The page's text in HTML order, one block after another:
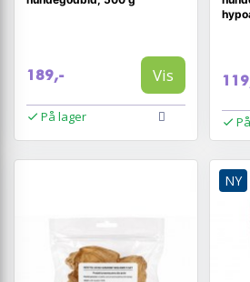
189,- Vis
På lager
NY